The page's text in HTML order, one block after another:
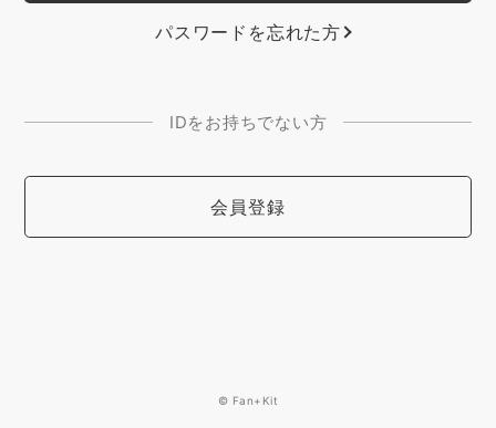
パスワードを忘れた方
IDをお持ちでない方
会員登録
© Fan+Kit